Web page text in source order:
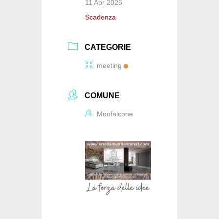
11 Apr 2025
Scadenza
CATEGORIE
meeting
COMUNE
Monfalcone